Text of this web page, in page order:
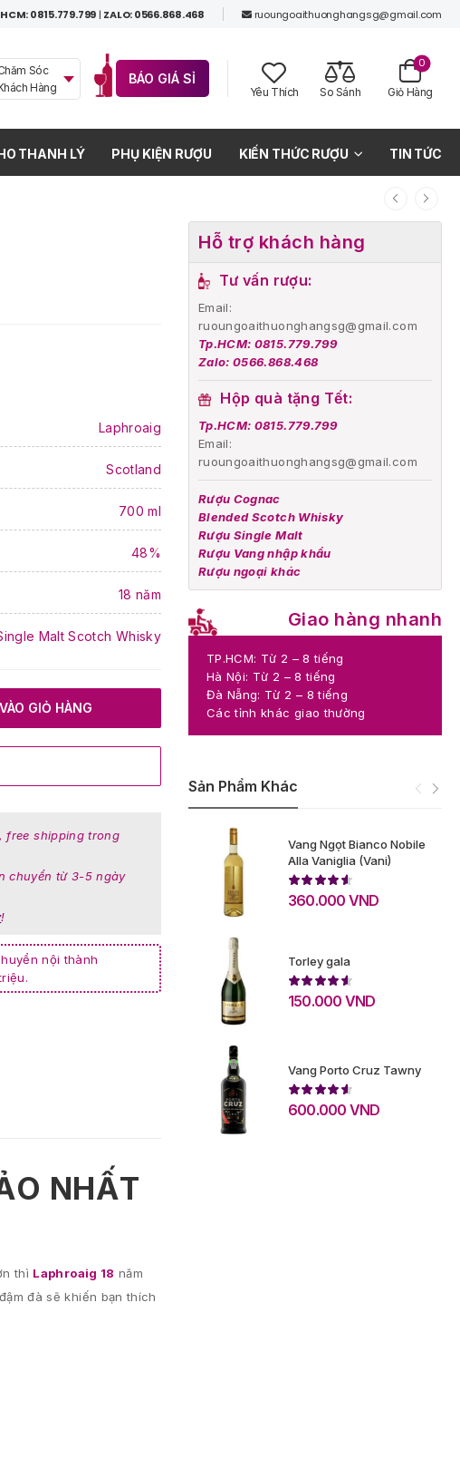
0815.779.799 | ZALO: 0566.868.468 ruoungoaithuonghangsg@gmail.com
BÁO GIÁ SỈ
Sóc
Hàng
Yêu Thích So Sánh Giỏ Hàng
0
THANH LÝ PHỤ KIỆN RƯỢU KIẾN THỨC RƯỢU TIN TỨC
Hỗ trợ khách hàng
Tư vấn rượu:
Email:
ruoungoaithuonghangsg@gmail.com
Tp.HCM: 0815.779.799
Zalo: 0566.868.468
Hộp quà tặng Tết:
Tp.HCM: 0815.779.799
Email:
ruoungoaithuonghangsg@gmail.com
Rượu Cognac
Blended Scotch Whisky
Rượu Single Malt
Rượu Vang nhập khẩu
Rượu ngoại khác
Giao hàng nhanh
TP.HCM: Từ 2 – 8 tiếng
Hà Nội: Từ 2 – 8 tiếng
Đà Nẵng: Từ 2 – 8 tiếng
Các tỉnh khác giao thường
Sản Phẩm Khác
Vang Ngọt Bianco Nobile
Alla Vaniglia (Vani)
360.000 VND
Torley gala
150.000 VND
Vang Porto Cruz Tawny
600.000 VND
Laphroaig
Scotland
700 ml
48%
18 năm
Malt Scotch Whisky
GIỎ HÀNG
free shipping trong
chuyển từ 3-5 ngày
!
nội thành
NHẤT
thì Laphroaig 18 năm
đà sẽ khiến bạn thích